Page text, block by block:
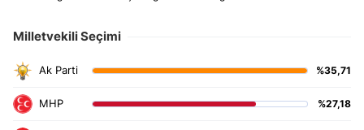
Milletvekili Seçimi
%35,71
%27,18